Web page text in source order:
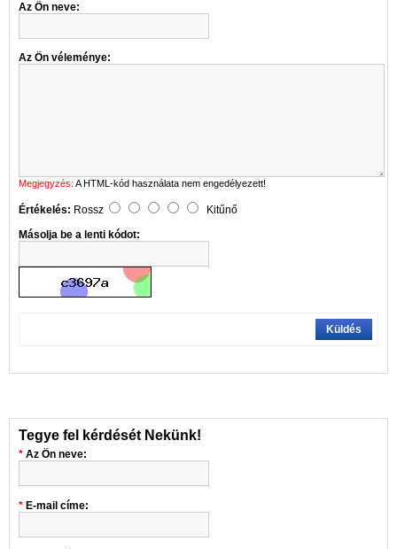
Az Ön neve:
Az Ön véleménye:
Megjegyzés: A HTML-kód használata nem engedélyezett!
Értékelés: Rossz
Kitűnő
Másolja be a lenti kódot:
Küldés
Tegye fel kérdését Nekünk!
Az Ön neve:
E-mail címe: